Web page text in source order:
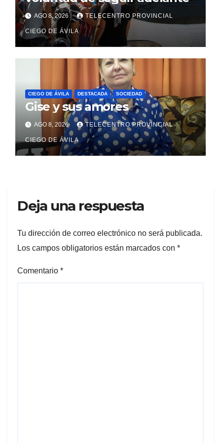
AGO 8, 2026 TELECENTRO PROVINCIAL
CIEGO DE ÁVILA
CIEGO DE ÁVILA DESTACADA SOCIEDAD
Gise y sus amores
AGO 8, 2026 TELECENTRO PROVINCIAL
CIEGO DE ÁVILA
Deja una respuesta
Tu dirección de correo electrónico no será publicada.
Los campos obligatorios están marcados con *
Comentario *